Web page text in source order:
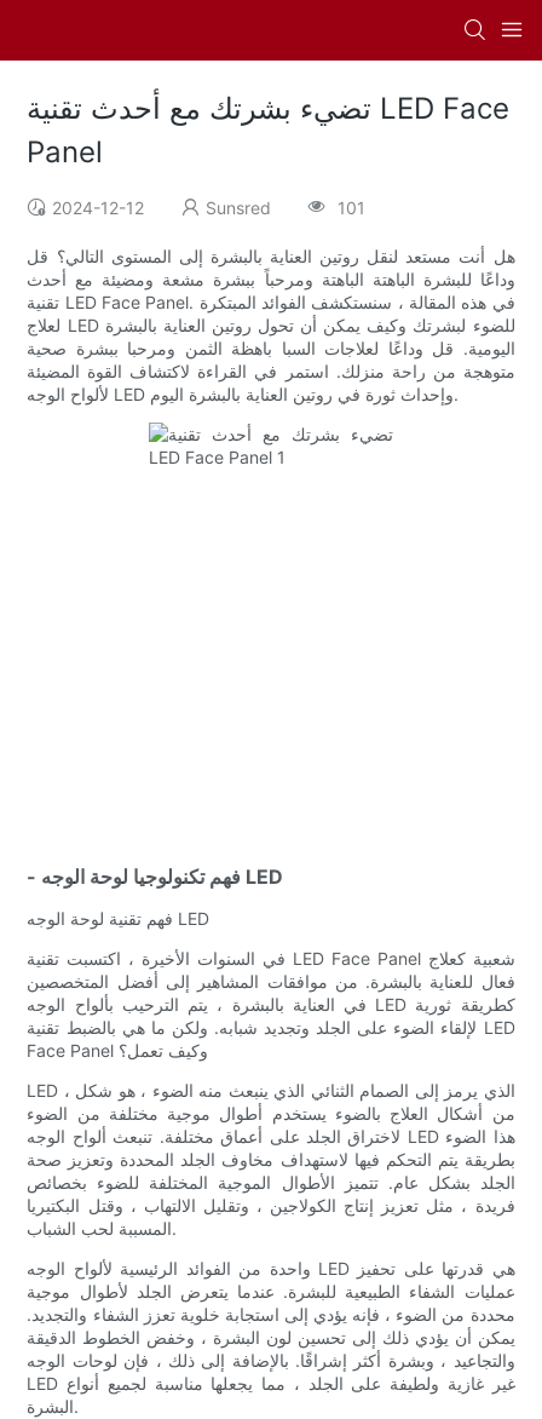
تضيء بشرتك مع أحدث تقنية LED Face
Panel
2024-12-12 Sunsred 101
هل أنت مستعد لنقل روتين العناية بالبشرة إلى المستوى التالي؟ قل
وداعًا للبشرة الباهتة الباهتة ومرحباً ببشرة مشعة ومضيئة مع أحدث
تقنية LED Face Panel. في هذه المقالة ، سنستكشف الفوائد المبتكرة
لعلاج LED للضوء لبشرتك وكيف يمكن أن تحول روتين العناية بالبشرة
اليومية. قل وداعًا لعلاجات السبا باهظة الثمن ومرحبا ببشرة صحية
متوهجة من راحة منزلك. استمر في القراءة لاكتشاف القوة المضيئة
لألواح الوجه LED وإحداث ثورة في روتين العناية بالبشرة اليوم.
- فهم تكنولوجيا لوحة الوجه LED
فهم تقنية لوحة الوجه LED
في السنوات الأخيرة ، اكتسبت تقنية LED Face Panel شعبية كعلاج
فعال للعناية بالبشرة. من موافقات المشاهير إلى أفضل المتخصصين
في العناية بالبشرة ، يتم الترحيب بألواح الوجه LED كطريقة ثورية
لإلقاء الضوء على الجلد وتجديد شبابه. ولكن ما هي بالضبط تقنية LED
Face Panel وكيف تعمل؟
LED ، الذي يرمز إلى الصمام الثنائي الذي ينبعث منه الضوء ، هو شكل
من أشكال العلاج بالضوء يستخدم أطوال موجية مختلفة من الضوء
لاختراق الجلد على أعماق مختلفة. تنبعث ألواح الوجه LED هذا الضوء
بطريقة يتم التحكم فيها لاستهداف مخاوف الجلد المحددة وتعزيز صحة
الجلد بشكل عام. تتميز الأطوال الموجية المختلفة للضوء بخصائص
فريدة ، مثل تعزيز إنتاج الكولاجين ، وتقليل الالتهاب ، وقتل البكتيريا
المسببة لحب الشباب.
واحدة من الفوائد الرئيسية لألواح الوجه LED هي قدرتها على تحفيز
عمليات الشفاء الطبيعية للبشرة. عندما يتعرض الجلد لأطوال موجية
محددة من الضوء ، فإنه يؤدي إلى استجابة خلوية تعزز الشفاء والتجديد.
يمكن أن يؤدي ذلك إلى تحسين لون البشرة ، وخفض الخطوط الدقيقة
والتجاعيد ، وبشرة أكثر إشراقًا. بالإضافة إلى ذلك ، فإن لوحات الوجه
LED غير غازية ولطيفة على الجلد ، مما يجعلها مناسبة لجميع أنواع
البشرة.